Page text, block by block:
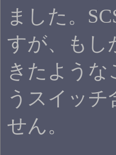
ました。
すが、もし
きたよう
うスイッ
せん。